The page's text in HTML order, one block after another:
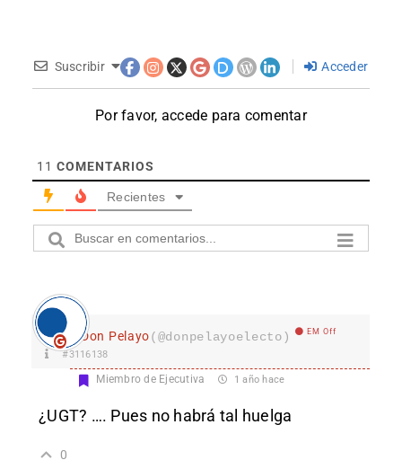
Suscribir Acceder
Por favor, accede para comentar
11 COMENTARIOS
Recientes
Don Pelayo(@donpelayoelecto) EM Off
#3116138
Miembro de Ejecutiva 1 año hace
¿UGT? …. Pues no habrá tal huelga
0